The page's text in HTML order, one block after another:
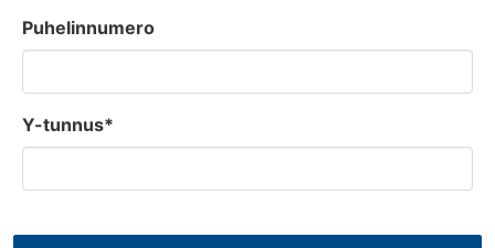
Puhelinnumero
Y-tunnus*